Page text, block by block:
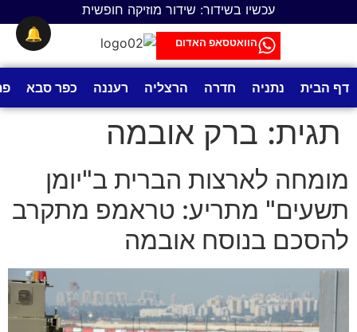
עכשיו בשידור: שידור מוזיקה חופשית
הוואטסאפ האדום
דף הבית נתניה חדרה הרצליה רעננה כפר סבא
תגית: ברק אובמה
מומחה לארצות הברית ב"יומן
תשעים" מתריע: טראמפ מתקרב
להסכם בנוסח אובמה
🔔